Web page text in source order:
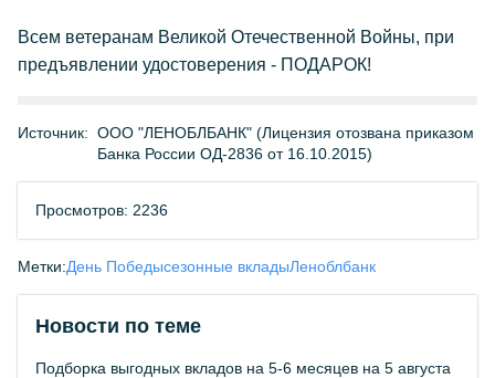
Всем ветеранам Великой Отечественной Войны, при
предъявлении удостоверения - ПОДАРОК!
Источник: ООО "ЛЕНОБЛБАНК" (Лицензия отозвана приказом
Банка России ОД-2836 от 16.10.2015)
Просмотров: 2236
Метки:День Победысезонные вкладыЛеноблбанк
Новости по теме
Подборка выгодных вкладов на 5-6 месяцев на 5 августа